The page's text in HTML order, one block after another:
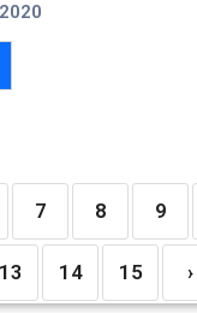
7 8 9
13 14 15 ›